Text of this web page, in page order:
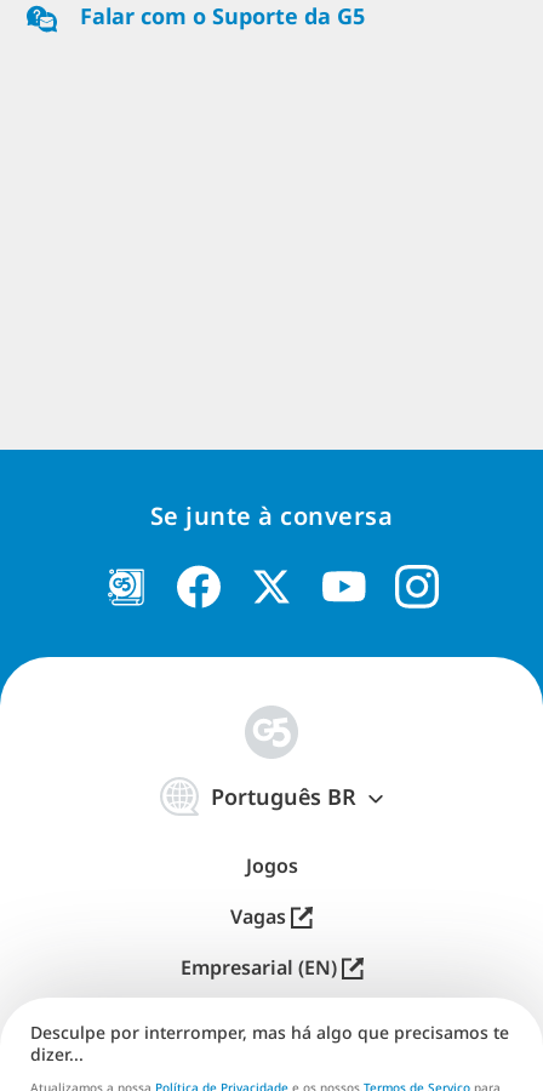
Falar com o Suporte da G5
Se junte à conversa
Português BR
体
中
Jogos
Vagas
Empresarial (EN)
Distribuição (EN)
Desculpe por interromper, mas há algo que precisamos te
dizer...
Atualizamos a nossa Política de Privacidade e os nossos Termos de Serviço para